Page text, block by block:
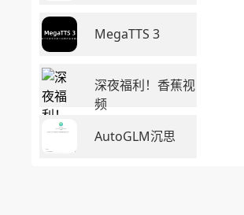
MegaTTS 3
深夜福利！香蕉视
频
AutoGLM沉思